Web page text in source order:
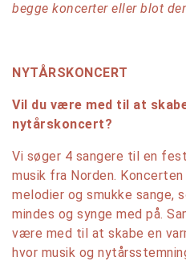
begge koncerter eller blot
NYTÅRSKONCERT
Vil du være med til at
nytårskoncert?
Vi søger 4 sangere til en
musik fra Norden.
melodier og smukke sange,
mindes og synge med på.
være med til at skabe en
hvor musik og